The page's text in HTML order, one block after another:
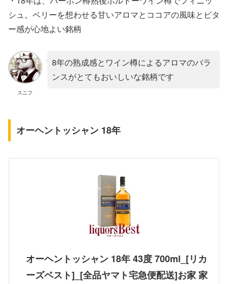
シュ。ベリーを想わせる甘いアロマとココアの風味とビタ
ー感が心地よい銘柄
スニフ
8年の熟成感とワイン樽によるアロマのバラ
ンスがとてもおいしいな銘柄です
オーヘントッシャン 18年
オーヘントッシャン 18年 43度 700ml_[リカ
ーズベスト]_[全品ヤマト宅急便配送]お家 家